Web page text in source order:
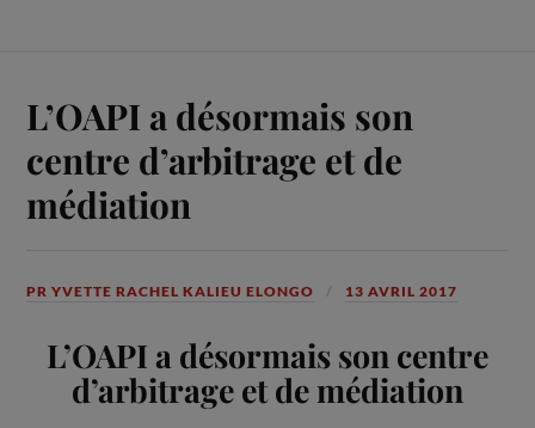
L’OAPI a désormais son
centre d’arbitrage et de
médiation
PR YVETTE RACHEL KALIEU ELONGO 13 AVRIL 2017
L’OAPI a désormais son centre
d’arbitrage et de médiation